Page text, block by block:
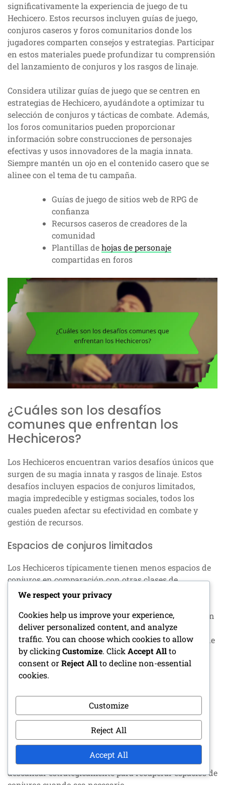
significativamente la experiencia de juego de tu
Hechicero. Estos recursos incluyen guías de juego,
conjuros caseros y foros comunitarios donde los
jugadores comparten consejos y estrategias. Participar
en estos materiales puede profundizar tu comprensión
del lanzamiento de conjuros y los rasgos de linaje.
Considera utilizar guías de juego que se centren en
estrategias de Hechicero, ayudándote a optimizar tu
selección de conjuros y tácticas de combate. Además,
los foros comunitarios pueden proporcionar
información sobre construcciones de personajes
efectivas y usos innovadores de la magia innata.
Siempre mantén un ojo en el contenido casero que se
alinee con el tema de tu campaña.
Guías de juego de sitios web de RPG de
confianza
Recursos caseros de creadores de la
comunidad
Plantillas dehojas de personaje
compartidas en foros
¿Cuáles son los desafíos
comunes que enfrentan los
Hechiceros?
Los Hechiceros encuentran varios desafíos únicos que
surgen de su magia innata y rasgos de linaje. Estos
desafíos incluyen espacios de conjuros limitados,
magia impredecible y estigmas sociales, todos los
cuales pueden afectar su efectividad en combate y
gestión de recursos.
Espacios de conjuros limitados
Los Hechiceros típicamente tienen menos espacios de
conjuros en comparación con otras clases de
lanzamiento de conjuros, lo que puede restringir su
capacidad para lanzar conjuros durante los
encuentros. Esta limitación requiere una planificación
cuidadosa y priorización de conjuros según la
situación en cuestión. Por ejemplo, un hechicero puede
necesitar elegir entre lanzar un poderoso conjuro
ofensivo o uno defensivo crucial.
manera efectiva, los hechiceros deben centrarse en
conjuros versátiles que puedan adaptarse a diversos
escenarios. Conjuros que ofrezcan tanto daño como
utilidad, como
Bolsa de Fuegoo
maximizar su impacto mientras conservan recursos.
Además, los hechiceros pueden beneficiarse de
descansar estratégicamente para recuperar espacios de
We respect your privacy
Cookies help us improve your experience,
deliver personalized content, and analyze
traffic. You can choose which cookies to allow
by clickingCustomize. Click Accept Allto
consent orReject Allto decline non-essential
cookies.
Customize
Reject All
Accept All